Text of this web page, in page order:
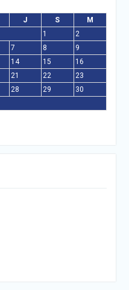
J S
M
1
2
7 8
9
14 15
16
21 22
23
28 29
30